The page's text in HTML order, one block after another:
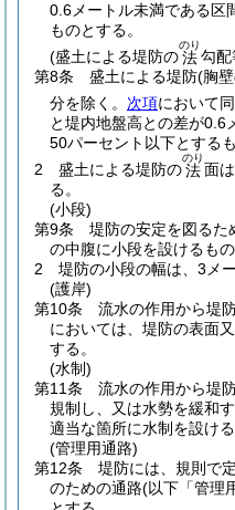
0.6メートル未満である区
ものとする。
(盛土による堤防の法
のり
勾配
第8条
盛土による堤防(胸
分を除く。 次項において
と堤内地盤高との差が0.6
50パーセント以下とする
2
盛土による堤防の法
のり
面
る。
(小段)
第9条
堤防の安定を図るた
の中腹に小段を設けるもの
2
堤防の小段の幅は、3メ
(護岸)
第10条
流水の作用から堤
においては、堤防の表面
する。
(水制)
第11条
流水の作用から堤
規制し、又は水勢を緩和
適当な箇所に水制を設ける
(管理用通路)
第12条
堤防には、規則で
のための通路(以下「管理